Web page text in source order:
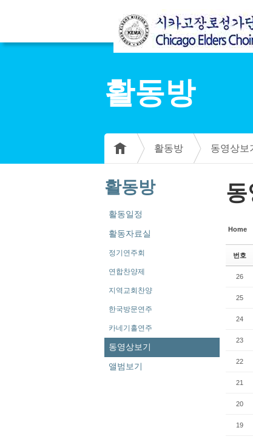
활동방
활동방 동영상보
활동방
활동일정
활동자료실
정기연주회
연합찬양제
지역교회찬양
한국방문연주
카네기홀연주
동영상보기
앨범보기
동
Home
번호
26
25
24
23
22
21
20
19
Sketchbook5, 스케치북5
Sketchbook5, 스케치북5
Sketchbook5, 스케치북5
Sketchbook5, 스케치북5